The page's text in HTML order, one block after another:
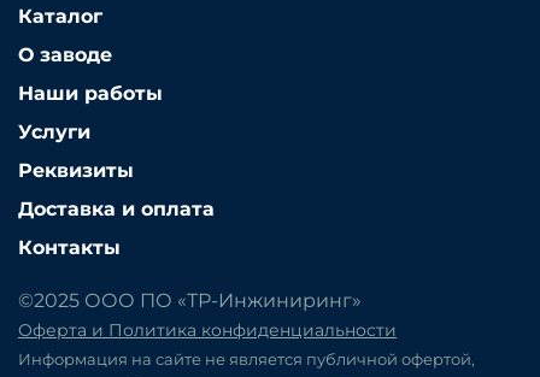
Каталог
О заводе
Наши работы
Услуги
Реквизиты
Доставка и оплата
Контакты
©2025 ООО ПО «ТР-Инжиниринг»
Оферта и Политика конфиденциальности
Информация на сайте не является публичной офертой,